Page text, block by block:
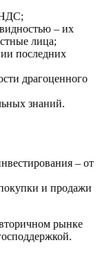
НДС;
– их
лица;
последних
драгоценного
знаний.
– от
и продажи
рынке